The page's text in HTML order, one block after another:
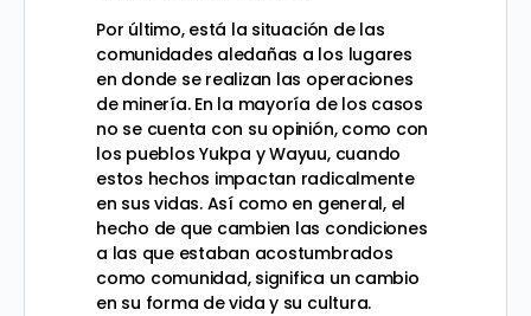
Por último, está la situación de las
comunidades aledañas a los lugares
en donde se realizan las operaciones
de minería. En la mayoría de los casos
no se cuenta con su opinión, como con
los pueblos Yukpa y Wayuu, cuando
estos hechos impactan radicalmente
en sus vidas. Así como en general, el
hecho de que cambien las condiciones
a las que estaban acostumbrados
como comunidad, significa un cambio
en su forma de vida y su cultura.